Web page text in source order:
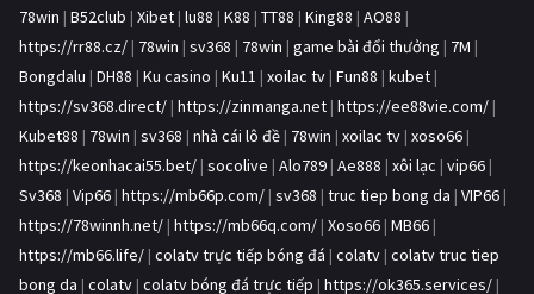
78win | B52club | Xibet | lu88 | K88 | TT88 | King88 | AO88 |
https://rr88.cz/ | 78win | sv368 | 78win | game bài đổi thưởng | 7M |
Bongdalu | DH88 | Ku casino | Ku11 | xoilac tv | Fun88 | kubet |
https://sv368.direct/ | https://zinmanga.net | https://ee88vie.com/ |
Kubet88 | 78win | sv368 | nhà cái lô đề | 78win | xoilac tv | xoso66 |
https://keonhacai55.bet/ | socolive | Alo789 | Ae888 | xôi lạc | vip66 |
Sv368 | Vip66 | https://mb66p.com/ | sv368 | truc tiep bong da | VIP66 |
https://78winnh.net/ | https://mb66q.com/ | Xoso66 | MB66 |
https://mb66.life/ | colatv trực tiếp bóng đá | colatv | colatv truc tiep
bong da | colatv | colatv bóng đá trực tiếp | https://ok365.services/ |